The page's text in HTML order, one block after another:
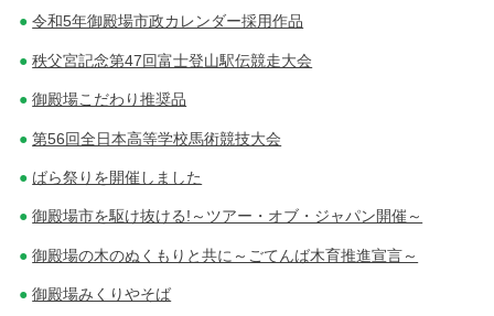
令和5年御殿場市政カレンダー採用作品
秩父宮記念第47回富士登山駅伝競走大会
御殿場こだわり推奨品
第56回全日本高等学校馬術競技大会
ばら祭りを開催しました
御殿場市を駆け抜ける!～ツアー・オブ・ジャパン開催～
御殿場の木のぬくもりと共に～ごてんば木育推進宣言～
御殿場みくりやそば